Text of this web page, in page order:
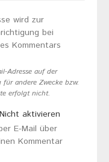
wird zur
bei
Kommentars
Adresse auf der
andere Zwecke bzw.
erfolgt nicht.
Nicht aktivieren
E-Mail über
Kommentar